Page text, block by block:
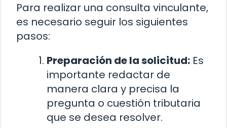
Para realizar una consulta vinculante,
es necesario seguir los siguientes
pasos:
Preparación de la solicitud: Es
importante redactar de
manera clara y precisa la
pregunta o cuestión tributaria
que se desea resolver.